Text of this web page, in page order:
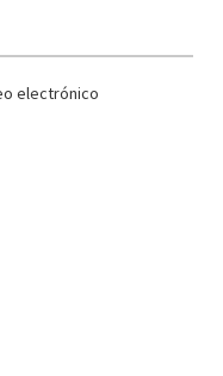
electrónico